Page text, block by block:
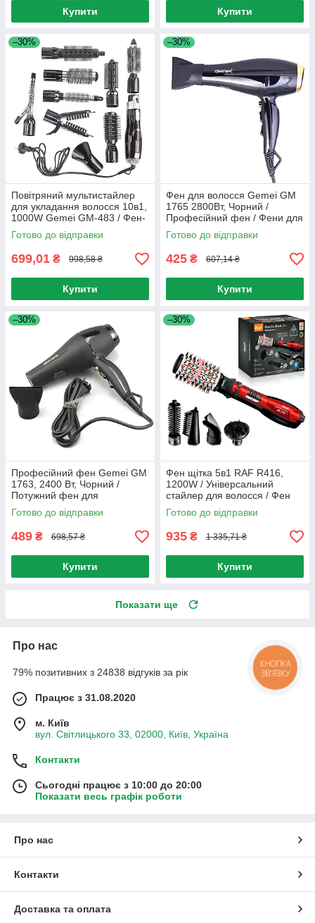
Купити Купити
–30%
Повітряний мультистайлер
для укладання волосся 10в1,
1000W Gemei GM-483 / Фен-
щітка
Готово до відправки
699,01 ₴ 998,58 ₴
Купити
–30%
Фен для волосся Gemei GM
1765 2800Вт, Чорний /
Професійний фен / Фени для
укладання волосся
Готово до відправки
425 ₴ 607,14 ₴
Купити
–30%
Професійний фен Gemei GM
1763, 2400 Вт, Чорний /
Потужний фен для
укладання волосся / Фени
для волосся
Готово до відправки
489 ₴ 698,57 ₴
Купити
–30%
Фен щітка 5в1 RAF R416,
1200W / Універсальний
стайлер для волосся / Фен
браш з насадками
Готово до відправки
935 ₴ 1 335,71 ₴
Купити
Показати ще
Про нас
79% позитивних з 24838 відгуків за рік
Працює з 31.08.2020
м. Київ
вул. Світлицького 33, 02000, Київ, Україна
Контакти
Сьогодні працює з 10:00 до 20:00
Показати весь графік роботи
Про нас
Контакти
Доставка та оплата
КНОПКА
ЗВ'ЯЗКУ